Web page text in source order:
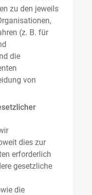
zu den jeweils
(z. B. für
die
von
dies zur
erforderlich
gesetzliche
die